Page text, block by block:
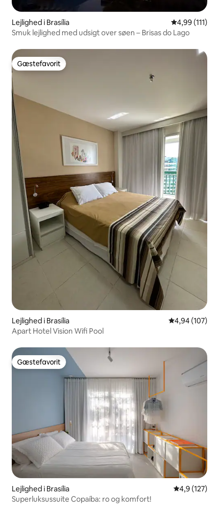
Lejlighed i Brasília 4,99 ud af 5 i
4,99 (111)
Smuk lejlighed med udsigt over søen – Brisas do Lago
Gæstefavorit
Gæstefavorit
Lejlighed i Brasília 4,94 ud af 5 i
4,94 (107)
Apart Hotel Vision Wifi Pool
Gæstefavorit
Gæstefavorit
Lejlighed i Brasília 4,9 ud af 5 i
4,9 (127)
Superluksussuite Copaíba: ro og komfort!